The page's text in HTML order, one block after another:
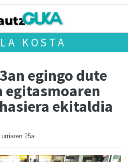
KOSTA
egingo dute
egitasmoaren
ekitaldia
25a